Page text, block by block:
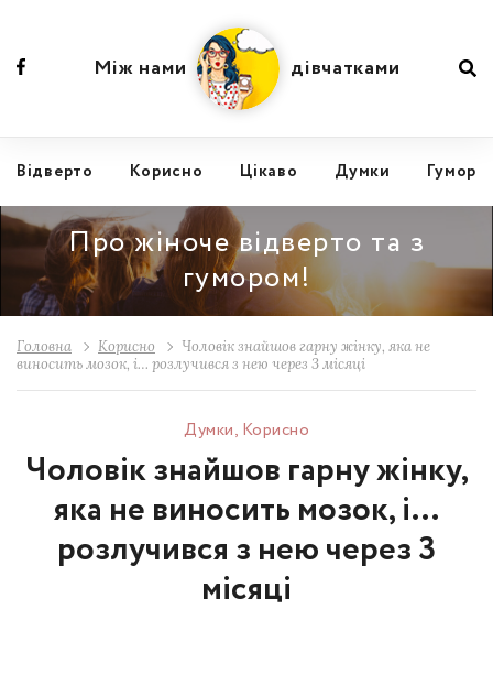
Відвертo Корисно Цікаво Думки Гумор
Між нами дівчатками
Про жіноче відверто та з
гумором!
Головна Корисно
Чоловік знайшов гарну жінку, яка не
виносить мозок, і… розлучився з нею через 3 місяці
Думки, Корисно
Чоловік знайшов гарну жінку,
яка не виносить мозок, і…
розлучився з нею через 3
місяці